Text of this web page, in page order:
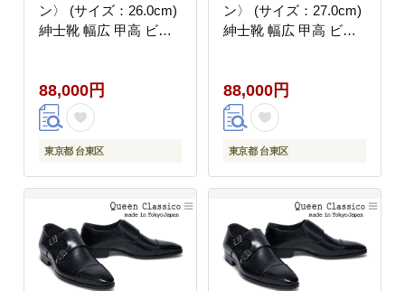
ン〉 (サイズ：26.0cm)
紳士靴 幅広 甲高 ビジ
ベルソ仕上げ 牛革
88,000円
東京都 台東区
ン〉 (サイズ：27.0cm)
紳士靴 幅広 甲高 ビジ
ベルソ仕上げ 牛革
88,000円
東京都 台東区